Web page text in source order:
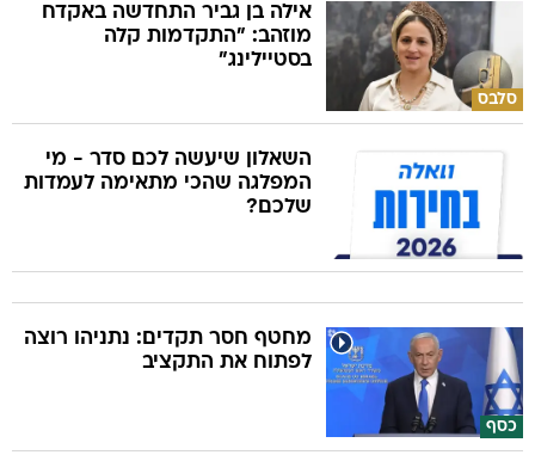
סלבס
אילה בן גביר התחדשה באקדח
מוזהב: "התקדמות קלה
בסטיילינג"
השאלון שיעשה לכם סדר - מי
המפלגה שהכי מתאימה לעמדות
שלכם?
כסף
מחטף חסר תקדים: נתניהו רוצה
לפתוח את התקציב